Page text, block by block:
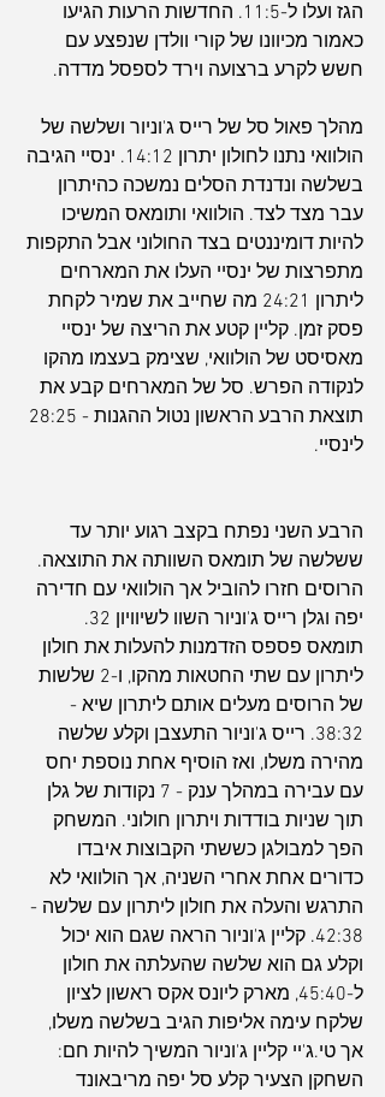
הגז ועלו ל-11:5. החדשות הרעות הגיעו
כאמור מכיוונו של קורי וולדן שנפצע עם
חשש לקרע ברצועה וירד לספסל מדדה.
מהלך פאול סל של רייס ג'וניור ושלשה של
הולוואי נתנו לחולון יתרון 14:12. ינסיי הגיבה
בשלשה ונדנדת הסלים נמשכה כהיתרון
עבר מצד לצד. הולוואי ותומאס המשיכו
להיות דומיננטים בצד החולוני אבל התקפות
מתפרצות של ינסיי העלו את המארחים
ליתרון 24:21 מה שחייב את שמיר לקחת
פסק זמן. קליין קטע את הריצה של ינסיי
מאסיסט של הולוואי, שצימק בעצמו מהקו
לנקודה הפרש. סל של המארחים קבע את
לינסיי.
הרבע השני נפתח בקצב רגוע יותר עד
ששלשה של תומאס השוותה את התוצאה.
הרוסים חזרו להוביל אך הולוואי עם חדירה
יפה וגלן רייס ג'וניור השוו לשיוויון 32.
תומאס פספס הזדמנות להעלות את חולון
ליתרון עם שתי החטאות מהקו, ו-2 שלשות
של הרוסים מעלים אותם ליתרון שיא -
38:32. רייס ג'וניור התעצבן וקלע שלשה
מהירה משלו, ואז הוסיף אחת נוספת יחס
עם עבירה במהלך ענק - 7 נקודות של גלן
תוך שניות בודדות ויתרון חולוני. המשחק
הפך למבולגן כששתי הקבוצות איבדו
כדורים אחת אחרי השניה, אך הולוואי לא
התרגש והעלה את חולון ליתרון עם שלשה -
42:38. קליין ג'וניור הראה שגם הוא יכול
וקלע גם הוא שלשה שהעלתה את חולון
ל-45:40, מארק ליונס אקס ראשון לציון
שלקח עימה אליפות הגיב בשלשה משלו,
אך טי.ג'יי קליין ג'וניור המשיך להיות חם:
השחקן הצעיר קלע סל יפה מריבאונד